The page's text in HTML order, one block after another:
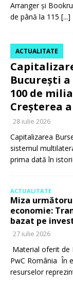
Arranger și
de până la 115 [...]
București
100 de
Creșterea
ACTUALITATE
28 iulie 2026
Capitalizarea
sistemul
prima dată în
ACTUALITATE
Miza
economie:
bazat pe
27 iulie 2026
Material oferit de
PwC România În
resurselor